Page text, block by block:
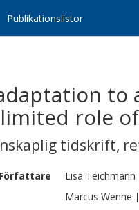
Publikationslistor
to
role
tidskrift,
Författare Lisa Teichmann
Marcus Wenne